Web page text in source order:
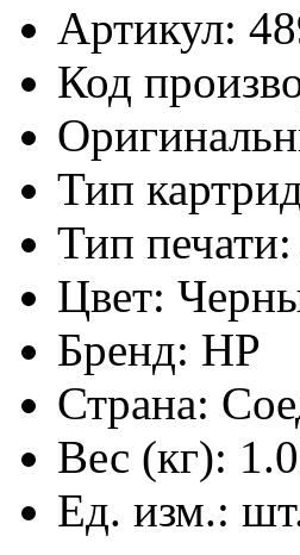
Артикул:
Код
Тип
Тип печати:
Цвет:
Бренд: HP
Страна:
Вес (кг):
Ед. изм.: